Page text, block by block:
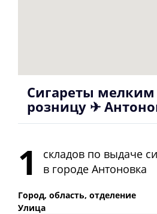
Сигареты
розницу ✈
1
складов по выдаче
в городе Антоновка
Город, область, отделение
Улица